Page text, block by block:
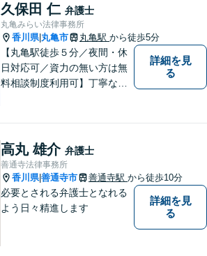
久保田 仁 弁護士
丸亀みらい法律事務所
香川県| 丸亀市 丸亀駅 から徒歩5分
【丸亀駅徒歩５分／夜間・休
日対応可／資力の無い方は無
料相談制度利用可】丁寧な対
詳細を見
る
高丸 雄介 弁護士
善通寺法律事務所
香川県|善通寺市 善通寺駅 から徒歩10分
必要とされる弁護士となれる
よう日々精進します
詳細を見
る